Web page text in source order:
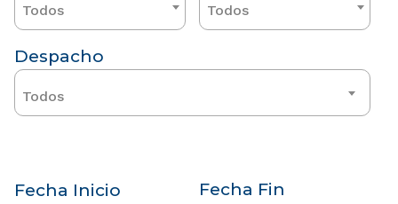
Todos Todos
Despacho
Todos
Fecha Inicio Fecha Fin